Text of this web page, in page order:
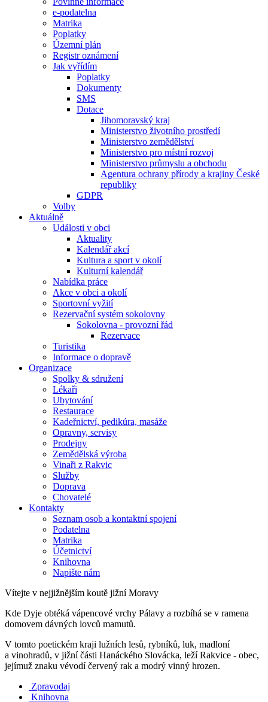
e-podatelna
Matrika
Poplatky
Územní plán
Registr oznámení
Jak vyřídím
Poplatky
Dokumenty
SMS
Dotace
Jihomoravský kraj
Ministerstvo životního prostředí
Ministerstvo zemědělství
Ministerstvo pro místní rozvoj
Ministerstvo průmyslu a obchodu
Agentura ochrany přírody a krajiny České
republiky
GDPR
Volby
Aktuálně
Události v obci
Aktuality
Kalendář akcí
Kultura a sport v okolí
Kulturní kalendář
Nabídka práce
Akce v obci a okolí
Sportovní vyžití
Rezervační systém sokolovny
Sokolovna - provozní řád
Rezervace
Turistika
Informace o dopravě
Organizace
Spolky & sdružení
Lékaři
Ubytování
Restaurace
Kadeřnictví, pedikúra, masáže
Opravny, servisy
Prodejny
Zemědělská výroba
Vinaři z Rakvic
Služby
Doprava
Chovatelé
Kontakty
Seznam osob a kontaktní spojení
Podatelna
Matrika
Účetnictví
Knihovna
Napište nám
Vítejte v nejjižnějším koutě jižní Moravy
Kde Dyje obtéká vápencové vrchy Pálavy a rozbíhá se v ramena
domovem dávných lovců mamutů.
V tomto poetickém kraji lužních lesů, rybníků, luk, madloní
a vinohradů, v jižní části Hanáckého Slovácka, leží Rakvice - obec,
jejímuž znaku vévodí červený rak a modrý vinný hrozen.
Zpravodaj
Knihovna